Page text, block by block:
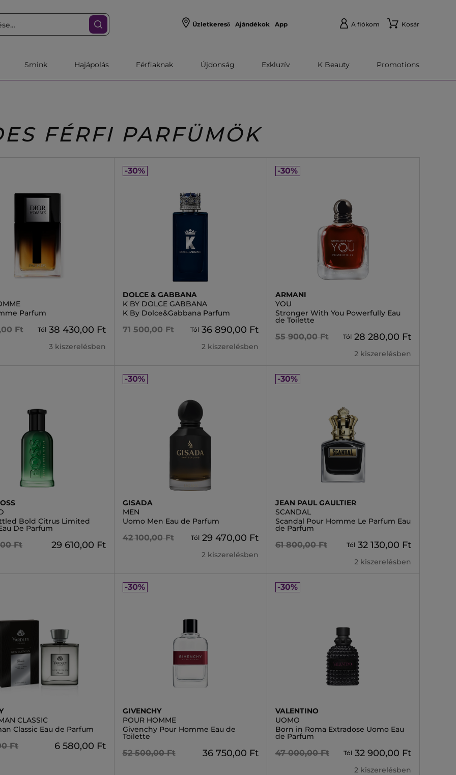
Üzletkereső Ajándékok App A fiókom Kosár
Smink Hajápolás Férfiaknak Újdonság Exkluzív K Beauty Promotions
FÉRFI PARFÜMÖK
Parfum
Ft Tól 38 430,00 Ft
3 kiszerelésben
-30%
DOLCE & GABBANA
K BY DOLCE GABBANA
K By Dolce&Gabbana Parfum
71 500,00 Ft Tól 36 890,00 Ft
2 kiszerelésben
-30%
ARMANI
YOU
Stronger With You Powerfully Eau
de Toilette
55 900,00 Ft Tól 28 280,00 Ft
2 kiszerelésben
Bold Citrus Limited
De Parfum
Ft 29 610,00 Ft
-30%
GISADA
MEN
Uomo Men Eau de Parfum
42 100,00 Ft Tól 29 470,00 Ft
2 kiszerelésben
-30%
JEAN PAUL GAULTIER
SCANDAL
Scandal Pour Homme Le Parfum Eau
de Parfum
61 800,00 Ft Tól 32 130,00 Ft
2 kiszerelésben
CLASSIC
Classic Eau de Parfum
Ft 6 580,00 Ft
-30%
GIVENCHY
POUR HOMME
Givenchy Pour Homme Eau de
Toilette
52 500,00 Ft 36 750,00 Ft
-30%
VALENTINO
UOMO
Born in Roma Extradose Uomo Eau
de Parfum
47 000,00 Ft Tól 32 900,00 Ft
2 kiszerelésben